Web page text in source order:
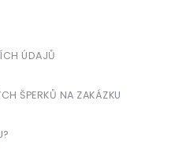
ÚDAJŮ
ŠPERKŮ NA ZAKÁZKU